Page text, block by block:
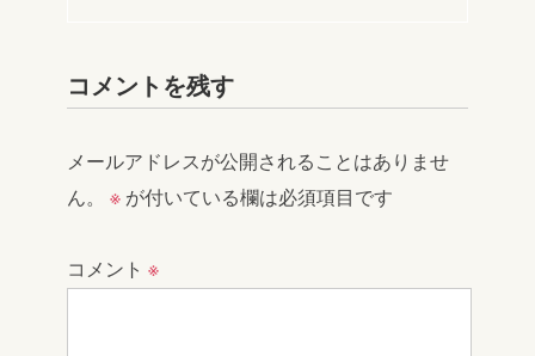
コメントを残す
メールアドレスが公開されることはありませ
ん。
※ が付いている欄は必須項目です
コメント ※